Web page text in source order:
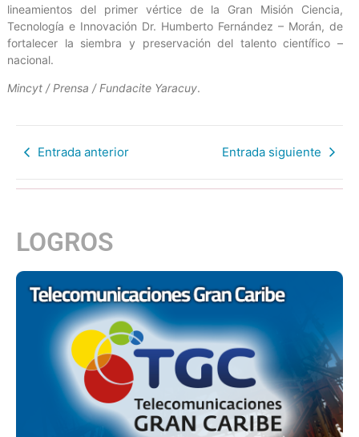
lineamientos del primer vértice de la Gran Misión Ciencia,
Tecnología e Innovación Dr. Humberto Fernández – Morán, de
fortalecer la siembra y preservación del talento científico –
nacional.
Mincyt / Prensa / Fundacite Yaracuy.
Entrada anterior Entrada siguiente
LOGROS